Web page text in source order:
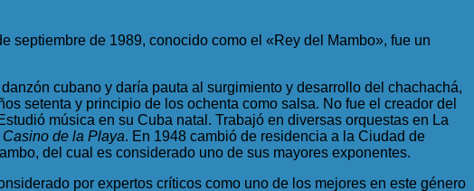
septiembre de 1989, conocido como el «Rey del Mambo», fue un
cubano y daría pauta al surgimiento y desarrollo del chachachá,
setenta y principio de los ochenta como salsa. No fue el creador del
música en su Cuba natal. Trabajó en diversas orquestas en La
Casino de la Playa. En 1948 cambió de residencia a la Ciudad de
del cual es considerado uno de sus mayores exponentes.
por expertos críticos como uno de los mejores en este género